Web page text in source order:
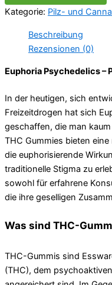
THC
Gummies
Menge
Kategorie: Pilz- und
Beschreibung
Rezensionen (0)
Euphoria Psychedelics –
In der heutigen, sich
Freizeitdrogen hat sich
geschaffen, die man
THC Gummies bieten
die euphorisierende
traditionelle Stigma zu
sowohl für erfahrene
die ihre geselligen
Was sind THC-
THC-Gummis sind
(THC), dem